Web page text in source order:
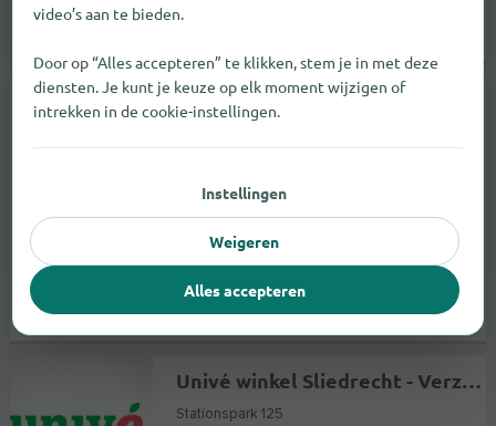
Weergave
Univé winkel Sliedrecht - Verzekeringen en Hypotheekadvies
Stationspark 125
video’s aan te bieden.
Door op “Alles accepteren” te klikken, stem je in met deze
diensten. Je kunt je keuze op elk moment wijzigen of
intrekken in de cookie-instellingen.
Instellingen
Weigeren
Alles accepteren